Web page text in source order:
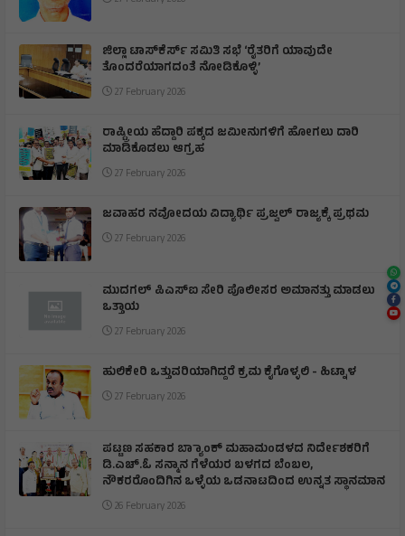
ಜಿಲ್ಲಾ ಟಾಸ್‌‌ಕೆರ್ಸ್ ಸಮಿತಿ ಸಭೆ ‘ರೈತರಿಗೆ ಯಾವುದೇ
ತೊಂದರೆಯಾಗದಂತೆ ನೋಡಿಕೊಳ್ಳಿ’
27 February 2026
ರಾಷ್ಟ್ರೀಯ ಹೆದ್ದಾರಿ ಪಕ್ಕದ ಜಮೀನುಗಳಿಗೆ ಹೋಗಲು ದಾರಿ
ಮಾಡಿಕೊಡಲು ಆಗ್ರಹ
27 February 2026
ಜವಾಹರ ನವೋದಯ ವಿದ್ಯಾರ್ಥಿ ಪ್ರಜ್ವಲ್ ರಾಜ್ಯಕ್ಕೆ ಪ್ರಥಮ
27 February 2026
ಮುದಗಲ್ ಪಿಎಸ್‌ಐ ಸೇರಿ ಪೊಲೀಸರ ಅಮಾನತ್ತು ಮಾಡಲು
ಒತ್ತಾಯ
27 February 2026
ಹುಲಿಕೇರಿ ಒತ್ತುವರಿಯಾಗಿದ್ದರೆ ಕ್ರಮ ಕೈಗೊಳ್ಳಲಿ - ಹಿಟ್ನಾಳ
27 February 2026
ಪಟ್ಟಣ ಸಹಕಾರ ಬ್ಯಾಾಂಕ್ ಮಹಾಮಂಡಳದ ನಿರ್ದೇಶಕರಿಗೆ
ಡಿ.ಎಚ್.ಓ ಸನ್ಮಾನ ಗೆಳೆಯರ ಬಳಗದ ಬೆಂಬಲ,
ನೌಕರರೊಂದಿಗಿನ ಒಳ್ಳೆಯ ಒಡನಾಟದಿಂದ ಉನ್ನತ ಸ್ಥಾನಮಾನ
26 February 2026